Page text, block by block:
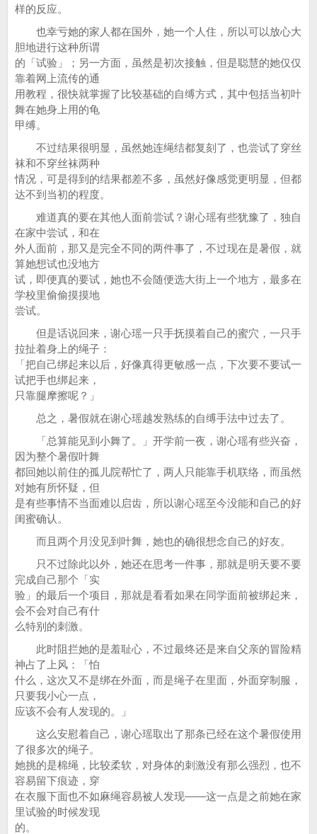
样的反应。
也幸亏她的家人都在国外，她一个人住，所以可以放心大
胆地进行这种所谓
的「试验」；另一方面，虽然是初次接触，但是聪慧的她仅仅
靠着网上流传的通
用教程，很快就掌握了比较基础的自缚方式，其中包括当初叶
舞在她身上用的龟
甲缚。
不过结果很明显，虽然她连绳结都复刻了，也尝试了穿丝
袜和不穿丝袜两种
情况，可是得到的结果都差不多，虽然好像感觉更明显，但都
达不到当初的程度。
难道真的要在其他人面前尝试？谢心瑶有些犹豫了，独自
在家中尝试，和在
外人面前，那又是完全不同的两件事了，不过现在是暑假，就
算她想试也没地方
试，即便真的要试，她也不会随便选大街上一个地方，最多在
学校里偷偷摸摸地
尝试。
但是话说回来，谢心瑶一只手抚摸着自己的蜜穴，一只手
拉扯着身上的绳子：
「把自己绑起来以后，好像真得更敏感一点，下次要不要试一
试把手也绑起来，
只靠腿摩擦呢？」
总之，暑假就在谢心瑶越发熟练的自缚手法中过去了。
「总算能见到小舞了。」开学前一夜，谢心瑶有些兴奋，
因为整个暑假叶舞
都回她以前住的孤儿院帮忙了，两人只能靠手机联络，而虽然
对她有所怀疑，但
是有些事情不当面难以启齿，所以谢心瑶至今没能和自己的好
闺蜜确认。
而且两个月没见到叶舞，她也的确很想念自己的好友。
只不过除此以外，她还在思考一件事，那就是明天要不要
完成自己那个「实
验」的最后一个项目，那就是看看如果在同学面前被绑起来，
会不会对自己有什
么特别的刺激。
此时阻拦她的是羞耻心，不过最终还是来自父亲的冒险精
神占了上风：「怕
什么，这次又不是绑在外面，而是绳子在里面，外面穿制服，
只要我小心一点，
应该不会有人发现的。」
这么安慰着自己，谢心瑶取出了那条已经在这个暑假使用
了很多次的绳子。
她挑的是棉绳，比较柔软，对身体的刺激没有那么强烈，也不
容易留下痕迹，穿
在衣服下面也不如麻绳容易被人发现——这一点是之前她在家
里试验的时候发现
的。